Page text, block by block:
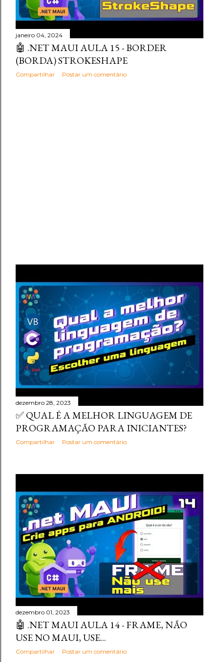
janeiro 04, 2024
🤖 .NET MAUI AULA 15 - BORDER
(BORDA) STROKESHAPE
Compartilhar Postar um comentário
dezembro 28, 2023
✅ QUAL É A MELHOR LINGUAGEM DE
PROGRAMAÇÃO PARA INICIANTES?
Compartilhar Postar um comentário
dezembro 01, 2023
🤖 .NET MAUI AULA 14 - FRAME, NÃO
USE NO MAUI, USE...
Compartilhar Postar um comentário